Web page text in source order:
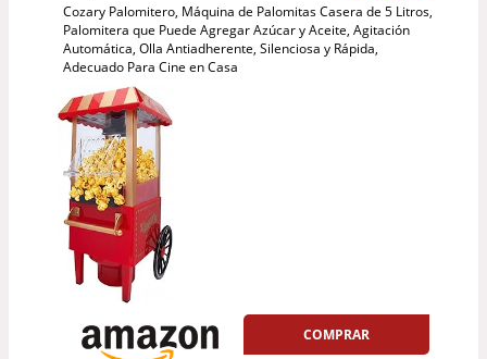
Cozary Palomitero, Máquina de Palomitas Casera de 5 Litros,
Palomitera que Puede Agregar Azúcar y Aceite, Agitación
Automática, Olla Antiadherente, Silenciosa y Rápida,
Adecuado Para Cine en Casa
COMPRAR